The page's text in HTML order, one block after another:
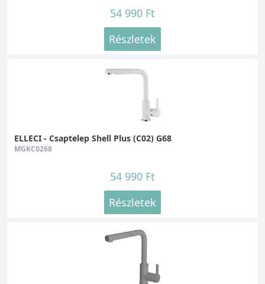
54 990 Ft
Részletek
ELLECI - Csaptelep Shell Plus (C02) G68
MGKC0268
54 990 Ft
Részletek